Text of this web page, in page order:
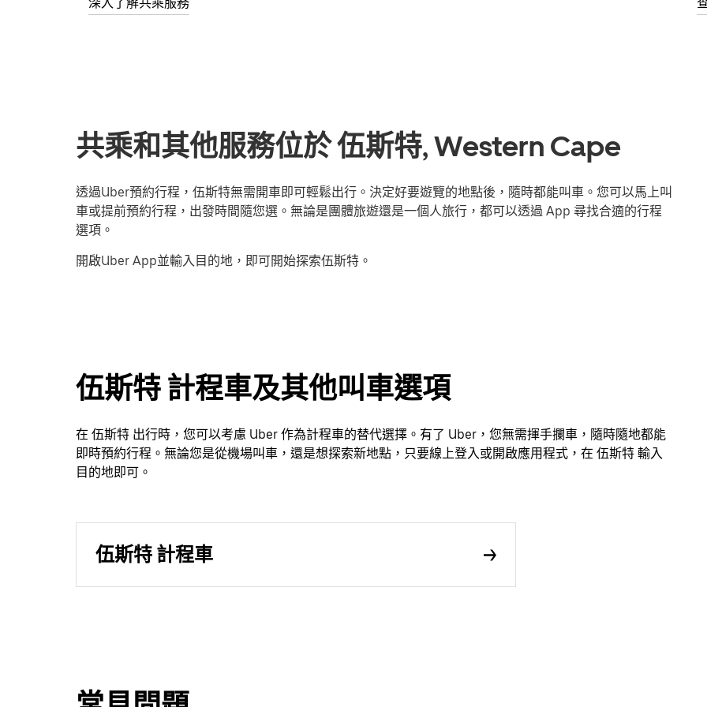
深入了解共乘服務
共乘和其他服務位於 伍斯特, Western Cape
透過Uber預約行程，伍斯特無需開車即可輕鬆出行。決定好要遊覽的地點後，隨時都能叫車。您可以馬上叫
車或提前預約行程，出發時間隨您選。無論是團體旅遊還是一個人旅行，都可以透過 App 尋找合適的行程
選項。
開啟Uber App並輸入目的地，即可開始探索伍斯特。
伍斯特 計程車及其他叫車選項
在 伍斯特 出行時，您可以考慮 Uber 作為計程車的替代選擇。有了 Uber，您無需揮手攔車，隨時隨地都能
即時預約行程。無論您是從機場叫車，還是想探索新地點，只要線上登入或開啟應用程式，在 伍斯特 輸入
目的地即可。
伍斯特 計程車